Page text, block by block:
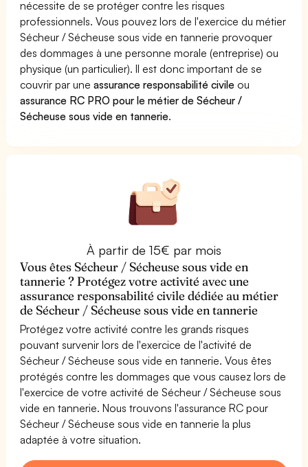
nécessite de se protéger contre les risques
professionnels. Vous pouvez lors de l'exercice du métier
Sécheur / Sécheuse sous vide en tannerie provoquer
des dommages à une personne morale (entreprise) ou
physique (un particulier). Il est donc important de se
couvrir par uneassurance responsabilité civile ou
assurance RC PRO pour le métier de Sécheur /
Sécheuse sous vide en tannerie.
À partir de 15€ par mois
Vous êtes Sécheur / Sécheuse sous vide en
tannerie ? Protégez votre activité avec une
assurance responsabilité civile dédiée au métier
de Sécheur / Sécheuse sous vide en tannerie
Protégez votre activité contre les grands risques
pouvant survenir lors de l'exercice de l'activité de
Sécheur / Sécheuse sous vide en tannerie. Vous êtes
protégés contre les dommages que vous causez lors de
l'exercice de votre activité de Sécheur / Sécheuse sous
vide en tannerie. Nous trouvons l'assurance RC pour
Sécheur / Sécheuse sous vide en tannerie la plus
adaptée à votre situation.